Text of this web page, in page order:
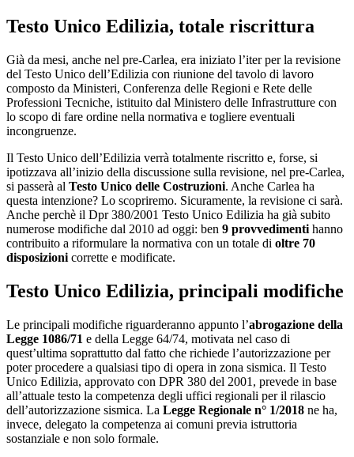
Testo Unico Edilizia, totale riscrittura
Già da mesi, anche nel pre-Carlea, era iniziato l’iter per la revisione
del Testo Unico dell’Edilizia con riunione del tavolo di lavoro
composto da Ministeri, Conferenza delle Regioni e Rete delle
Professioni Tecniche, istituito dal Ministero delle Infrastrutture con
lo scopo di fare ordine nella normativa e togliere eventuali
incongruenze.
Il Testo Unico dell’Edilizia verrà totalmente riscritto e, forse, si
ipotizzava all’inizio della discussione sulla revisione, nel pre-Carlea,
si passerà al Testo Unico delle Costruzioni. Anche Carlea ha
questa intenzione? Lo scopriremo. Sicuramente, la revisione ci sarà.
Anche perchè il Dpr 380/2001 Testo Unico Edilizia ha già subito
numerose modifiche dal 2010 ad oggi: ben 9 provvedimenti hanno
contribuito a riformulare la normativa con un totale di oltre 70
disposizioni corrette e modificate.
Testo Unico Edilizia, principali modifiche
Le principali modifiche riguarderanno appunto l’abrogazione della
Legge 1086/71 e della Legge 64/74, motivata nel caso di
quest’ultima soprattutto dal fatto che richiede l’autorizzazione per
poter procedere a qualsiasi tipo di opera in zona sismica. Il Testo
Unico Edilizia, approvato con DPR 380 del 2001, prevede in base
all’attuale testo la competenza degli uffici regionali per il rilascio
dell’autorizzazione sismica. La Legge Regionale n° 1/2018 ne ha,
invece, delegato la competenza ai comuni previa istruttoria
sostanziale e non solo formale.